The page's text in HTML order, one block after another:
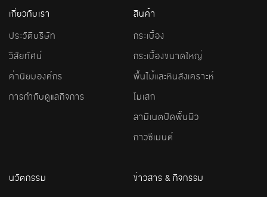
เกี่ยวกับเรา
ประวัติบริษัท
วิสัยทัศน์
ค่านิยมองค์กร
การกำกับดูแลกิจการ
สินค้า
กระเบื้อง
กระเบื้องขนาดใหญ่
พื้นไม้และหินสังเคราะห์
โมเสก
ลามิเนตปิดพื้นผิว
กาวซีเมนต์
นวัตกรรม ข่าวสาร & กิจกรรม